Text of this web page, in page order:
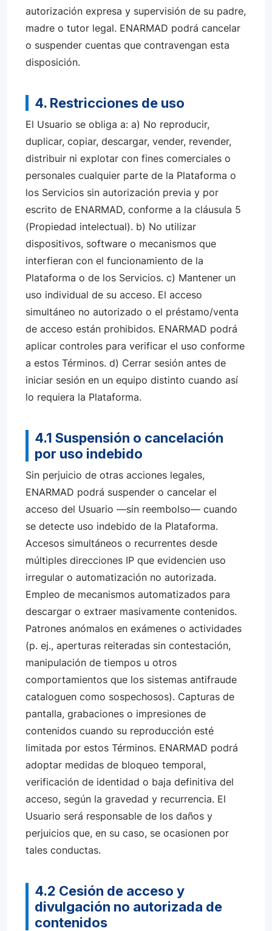
autorización expresa y supervisión de su padre,
madre o tutor legal. ENARMAD podrá cancelar
o suspender cuentas que contravengan esta
disposición.
4. Restricciones de uso
El Usuario se obliga a: a) No reproducir,
duplicar, copiar, descargar, vender, revender,
distribuir ni explotar con fines comerciales o
personales cualquier parte de la Plataforma o
los Servicios sin autorización previa y por
escrito de ENARMAD, conforme a la cláusula 5
(Propiedad intelectual). b) No utilizar
dispositivos, software o mecanismos que
interfieran con el funcionamiento de la
Plataforma o de los Servicios. c) Mantener un
uso individual de su acceso. El acceso
simultáneo no autorizado o el préstamo/venta
de acceso están prohibidos. ENARMAD podrá
aplicar controles para verificar el uso conforme
a estos Términos. d) Cerrar sesión antes de
iniciar sesión en un equipo distinto cuando así
lo requiera la Plataforma.
4.1 Suspensión o cancelación
por uso indebido
Sin perjuicio de otras acciones legales,
ENARMAD podrá suspender o cancelar el
acceso del Usuario —sin reembolso— cuando
se detecte uso indebido de la Plataforma.
Accesos simultáneos o recurrentes desde
múltiples direcciones IP que evidencien uso
irregular o automatización no autorizada.
Empleo de mecanismos automatizados para
descargar o extraer masivamente contenidos.
Patrones anómalos en exámenes o actividades
(p. ej., aperturas reiteradas sin contestación,
manipulación de tiempos u otros
comportamientos que los sistemas antifraude
cataloguen como sospechosos). Capturas de
pantalla, grabaciones o impresiones de
contenidos cuando su reproducción esté
limitada por estos Términos. ENARMAD podrá
adoptar medidas de bloqueo temporal,
verificación de identidad o baja definitiva del
acceso, según la gravedad y recurrencia. El
Usuario será responsable de los daños y
perjuicios que, en su caso, se ocasionen por
tales conductas.
4.2 Cesión de acceso y
divulgación no autorizada de
contenidos